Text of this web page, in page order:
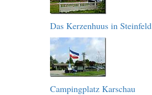
Das Kerzenhuus in Steinfeld
Campingplatz Karschau